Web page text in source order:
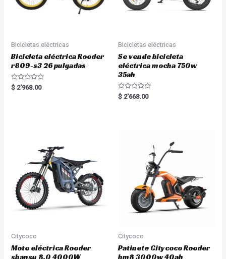
Bicicletas eléctricas
Bicicleta eléctrica Rooder
r809-s3 26 pulgadas
R
a
$ 2'968.00
Bicicletas eléctricas
Se vende bicicleta
eléctrica mocha 750w
35ah
R
a
$ 2'668.00
Citycoco
Moto eléctrica Rooder
shansu 8.0 4000W
Citycoco
Patinete Citycoco Rooder
hm8 3000w 40ah